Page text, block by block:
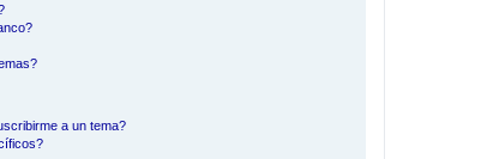
a un tema?